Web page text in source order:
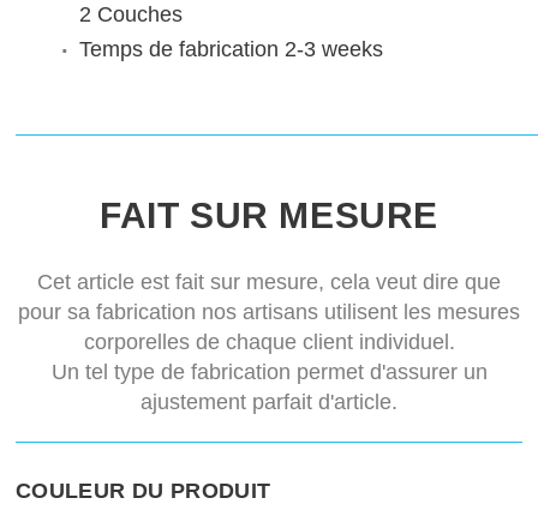
2 Couches
Temps de fabrication 2-3 weeks
FAIT SUR MESURE
Cet article est fait sur mesure, cela veut dire que
pour sa fabrication nos artisans utilisent les mesures
corporelles de chaque client individuel.
Un tel type de fabrication permet d'assurer un
ajustement parfait d'article.
COULEUR DU PRODUIT